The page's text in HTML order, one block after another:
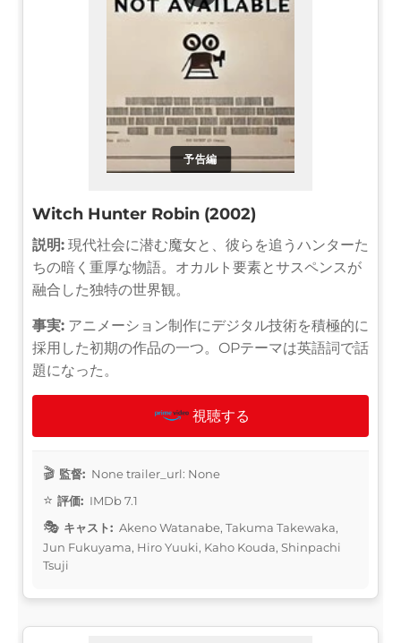
予告編
Witch Hunter Robin (2002)
説明: 現代社会に潜む魔女と、彼らを追うハンターた
ちの暗く重厚な物語。オカルト要素とサスペンスが
融合した独特の世界観。
事実: アニメーション制作にデジタル技術を積極的に
採用した初期の作品の一つ。OPテーマは英語詞で話
題になった。
視聴する
監督: None trailer_url: None
評価: IMDb 7.1
キャスト: Akeno Watanabe, Takuma Takewaka,
Jun Fukuyama, Hiro Yuuki, Kaho Kouda, Shinpachi
Tsuji